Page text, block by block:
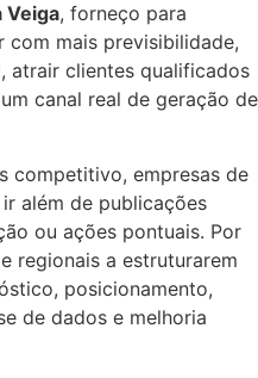
Veiga, forneço para
com mais previsibilidade,
atrair clientes qualificados
canal real de geração de
competitivo, empresas de
além de publicações
ou ações pontuais. Por
regionais a estruturarem
posicionamento,
de dados e melhoria